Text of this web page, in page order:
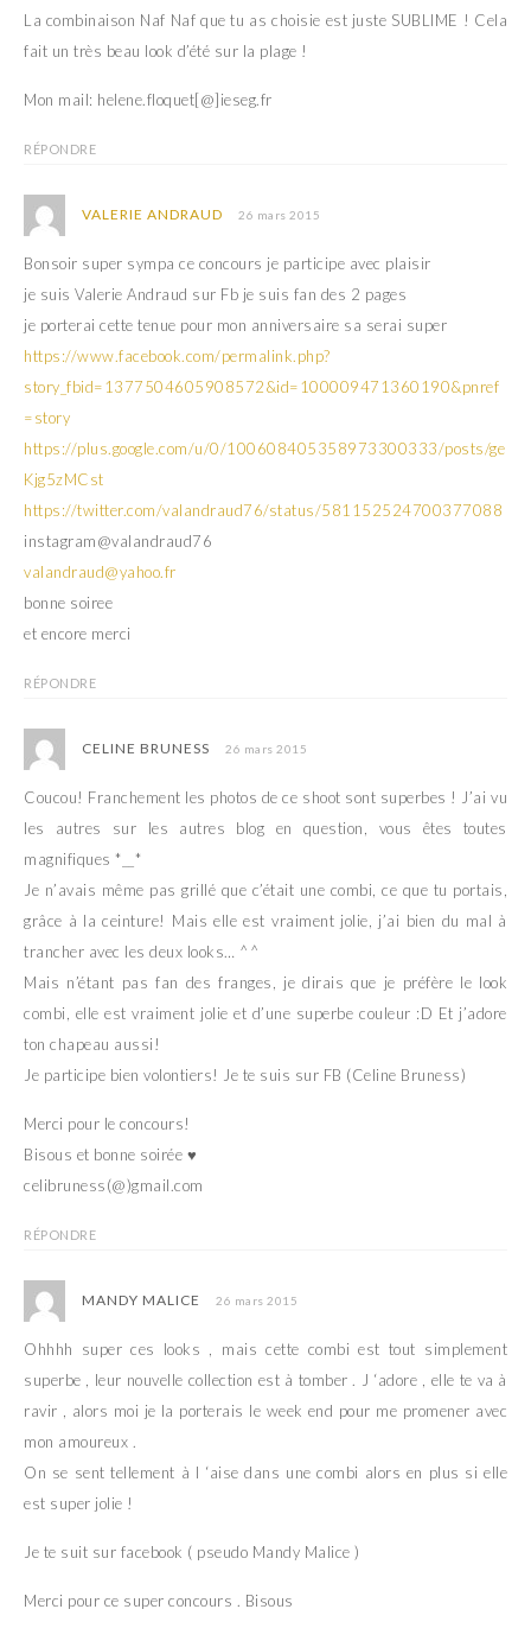
La combinaison Naf Naf que tu as choisie est juste SUBLIME ! Cela
fait un très beau look d’été sur la plage !
Mon mail: helene.floquet[@]ieseg.fr
RÉPONDRE
VALERIE ANDRAUD 26 mars 2015
Bonsoir super sympa ce concours je participe avec plaisir
je suis Valerie Andraud sur Fb je suis fan des 2 pages
je porterai cette tenue pour mon anniversaire sa serai super
https://www.facebook.com/permalink.php?
story_fbid=1377504605908572&id=100009471360190&pnref
=story
https://plus.google.com/u/0/100608405358973300333/posts/ge
Kjg5zMCst
https://twitter.com/valandraud76/status/581152524700377088
instagram@valandraud76
valandraud@yahoo.fr
bonne soiree
et encore merci
RÉPONDRE
CELINE BRUNESS 26 mars 2015
Coucou! Franchement les photos de ce shoot sont superbes ! J’ai vu
les autres sur les autres blog en question, vous êtes toutes
magnifiques *__*
Je n’avais même pas grillé que c’était une combi, ce que tu portais,
grâce à la ceinture! Mais elle est vraiment jolie, j’ai bien du mal à
trancher avec les deux looks… ^^
Mais n’étant pas fan des franges, je dirais que je préfère le look
combi, elle est vraiment jolie et d’une superbe couleur :D Et j’adore
ton chapeau aussi!
Je participe bien volontiers! Je te suis sur FB (Celine Bruness)
Merci pour le concours!
Bisous et bonne soirée ♥
celibruness(@)gmail.com
RÉPONDRE
MANDY MALICE 26 mars 2015
Ohhhh super ces looks , mais cette combi est tout simplement
superbe , leur nouvelle collection est à tomber . J ‘adore , elle te va à
ravir , alors moi je la porterais le week end pour me promener avec
mon amoureux .
On se sent tellement à l ‘aise dans une combi alors en plus si elle
est super jolie !
Je te suit sur facebook ( pseudo Mandy Malice )
Merci pour ce super concours . Bisous